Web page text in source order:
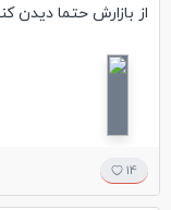
از بازارش حتما دیدن
تیکه میکنه و کباب
14